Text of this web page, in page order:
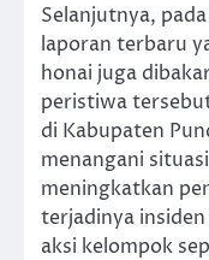
Selanjutnya,
laporan terbaru
honai juga
peristiwa
di Kabupaten
menangani
meningkatkan
terjadinya
aksi kelompok